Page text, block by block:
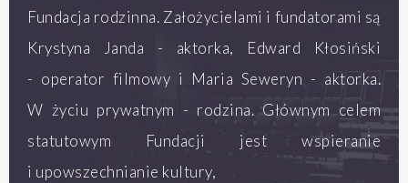
Fundacja rodzinna. Założycielami i fundatorami są
Krystyna Janda - aktorka, Edward Kłosiński
- operator filmowy i Maria Seweryn - aktorka.
W życiu prywatnym - rodzina. Głównym celem
statutowym Fundacji jest wspieranie
i upowszechnianie kultury,